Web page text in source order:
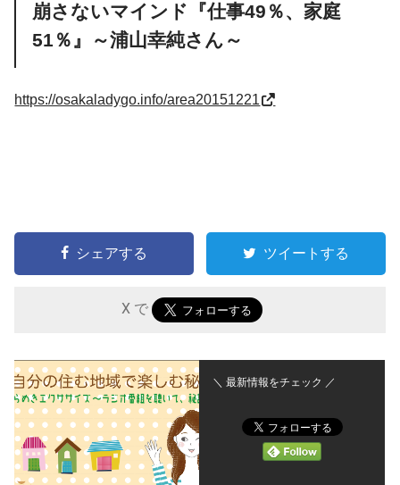
崩さないマインド『仕事49％、家庭
51％』～浦山幸純さん～
https://osakaladygo.info/area20151221
シェアする ツイートする
X で
＼ 最新情報をチェック ／